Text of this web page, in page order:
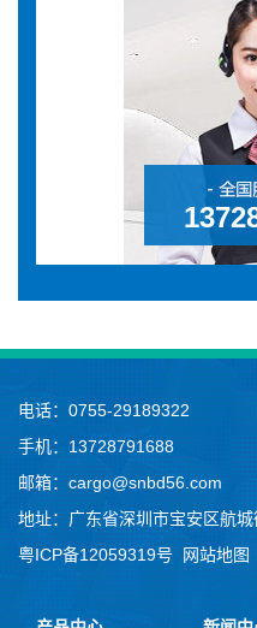
电话：0755-29189322
手机：13728791688
邮箱：cargo@snbd56.com
地址：广东省深圳市宝安区航
粤ICP备12059319号
网站地图